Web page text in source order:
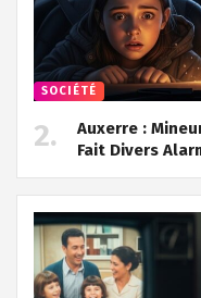
SOCIÉTÉ
Auxerre :
Fait Divers